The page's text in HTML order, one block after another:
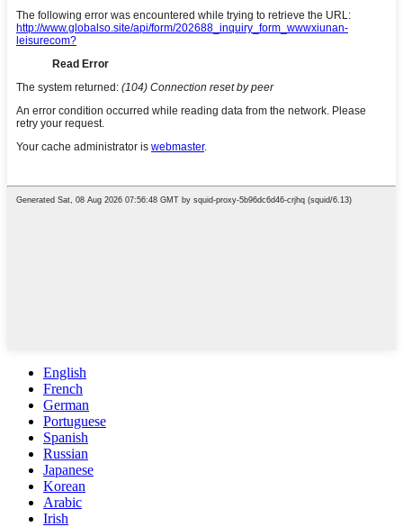
English
French
German
Portuguese
Spanish
Russian
Japanese
Korean
Arabic
Irish